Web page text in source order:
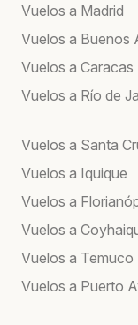
Vuelos a Madrid
Vuelos a Buenos
Vuelos a Caracas
Vuelos a Río de
Vuelos a Santa
Vuelos a Iquique
Vuelos a
Vuelos a
Vuelos a Temuco
Vuelos a Puerto